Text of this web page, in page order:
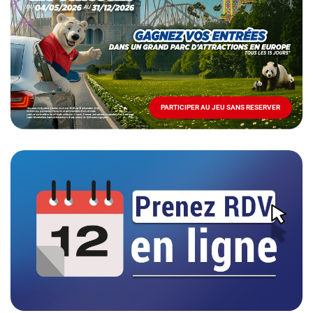
Mai
-
Décembre
2026
Locations
PARTICIPER AU JEU SANS RESERVER
PARTICIPER
AU
JEU
RESERVER